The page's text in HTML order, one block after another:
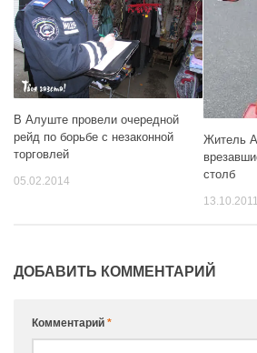
В Алуште провели очередной
рейд по борьбе с незаконной
торговлей
05.02.2014
Житель
столб
13.10.2011
ДОБАВИТЬ КОММЕНТАРИЙ
Комментарий *